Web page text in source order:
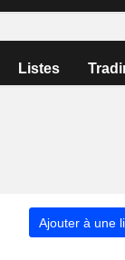
Listes
Ajouter à une